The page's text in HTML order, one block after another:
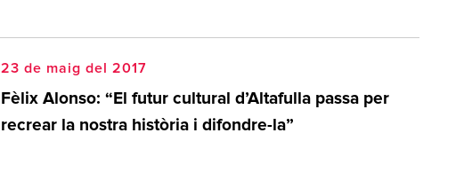
23 de maig del 2017
Fèlix Alonso: “El futur cultural d’Altafulla passa per
recrear la nostra història i difondre-la”